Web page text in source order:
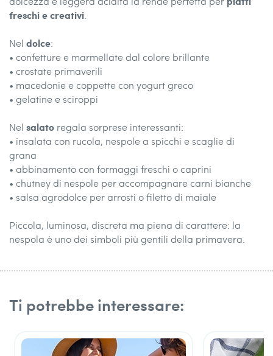
freschi e creativi.
Nel dolce:
• confetture e marmellate dal colore brillante
• crostate primaverili
• macedonie e coppette con yogurt greco
• gelatine e sciroppi
Nel salato regala sorprese interessanti:
• insalata con rucola, nespole a spicchi e scaglie di
grana
• abbinamento con formaggi freschi o caprini
• chutney di nespole per accompagnare carni bianche
• salsa agrodolce per arrosti o filetto di maiale
Piccola, luminosa, discreta ma piena di carattere: la
nespola è uno dei simboli più gentili della primavera.
Ti potrebbe interessare: